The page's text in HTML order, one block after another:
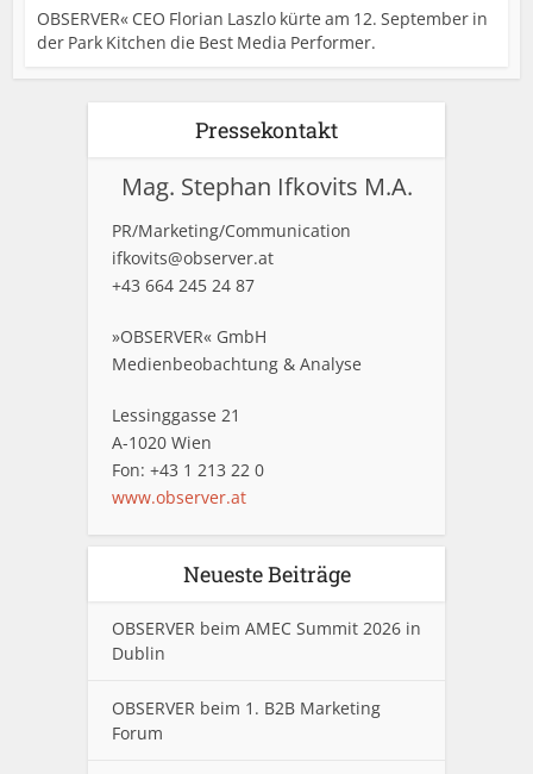
OBSERVER« CEO Florian Laszlo kürte am 12. September in
der Park Kitchen die Best Media Performer.
Pressekontakt
Mag. Stephan Ifkovits M.A.
PR/Marketing/Communication
ifkovits@observer.at
+43 664 245 24 87
»OBSERVER« GmbH
Medienbeobachtung & Analyse
Lessinggasse 21
A-1020 Wien
Fon: +43 1 213 22 0
www.observer.at
Neueste Beiträge
OBSERVER beim AMEC Summit 2026 in
Dublin
OBSERVER beim 1. B2B Marketing
Forum